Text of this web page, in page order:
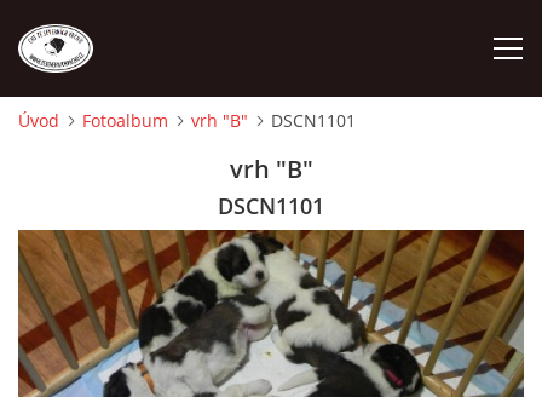
STANDARD
FENY
Úvod Fotoalbum vrh "B" DSCN1101
vrh "B"
DSCN1101